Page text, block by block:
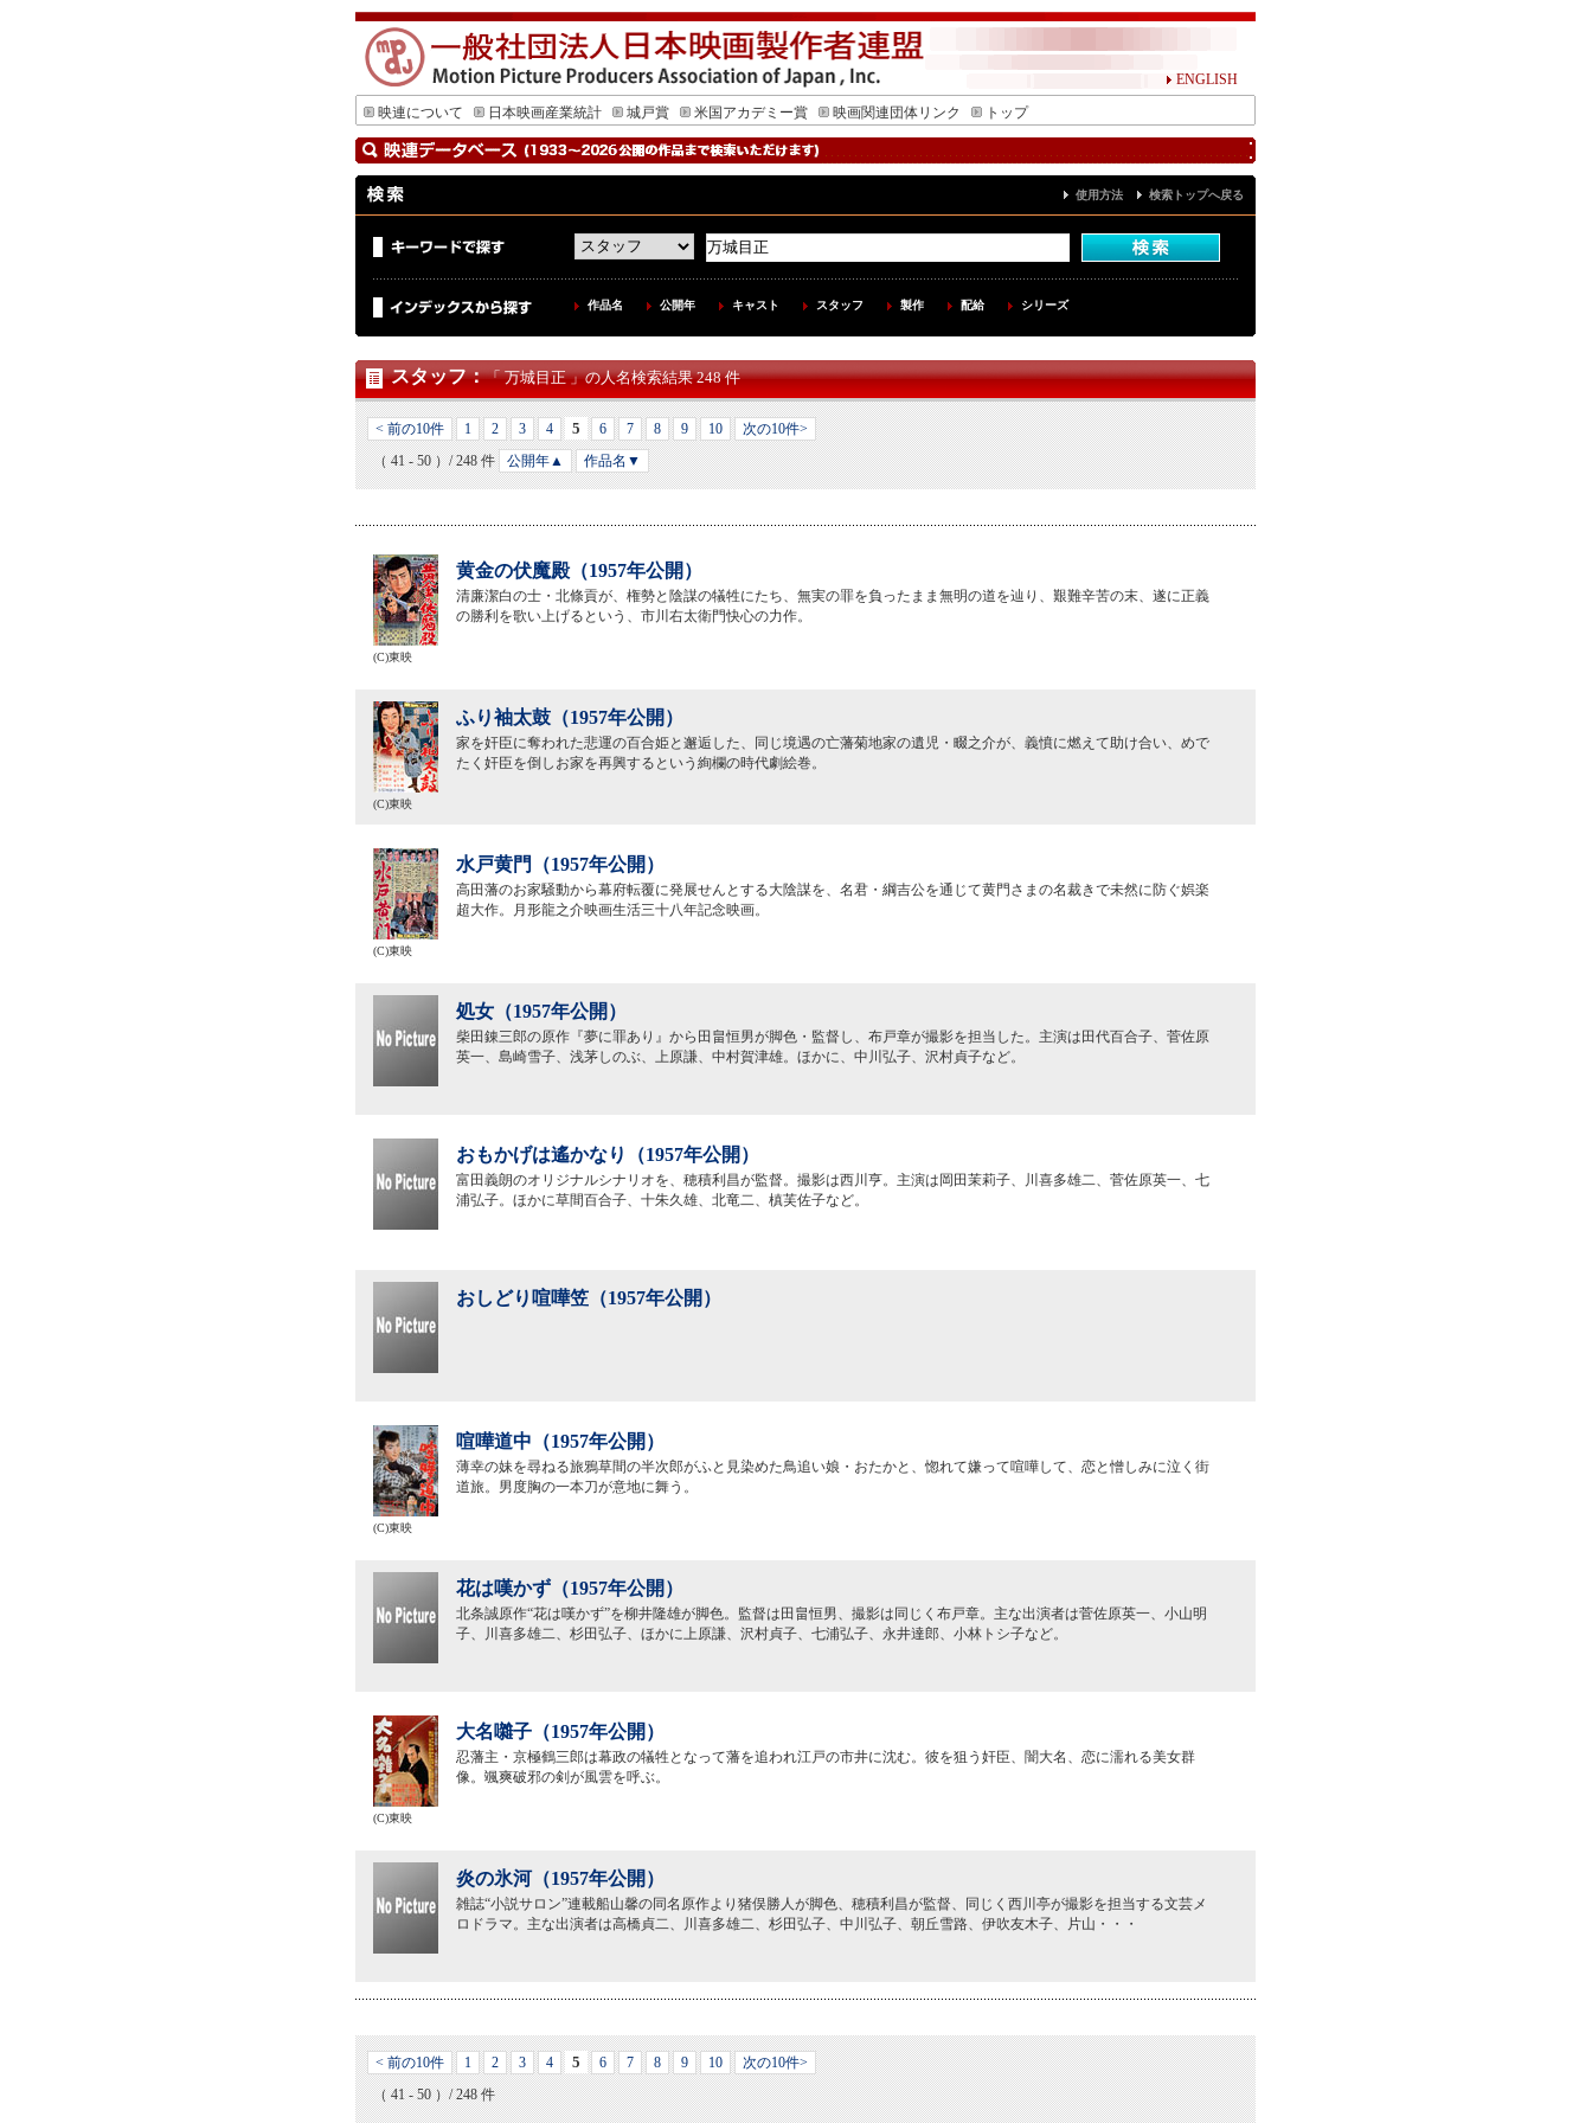
ENGLISH
映連について
日本映画産業統計 城戸賞 米国アカデミー賞 映画関連団体リンク トップ
使用方法 検索トップへ戻る
作品名 公開年 キャスト スタッフ 製作 配給 シリーズ
スタッフ：「 万城目正 」の人名検索結果 248 件
< 前の10件 1 2 3 4 5 6 7 8 9 10
次の10件>
（ 41 - 50 ）/ 248 件
公開年▲ 作品名▼
黄金の伏魔殿（1957年公開）
清廉潔白の士・北條貢が、権勢と陰謀の犠牲にたち、無実の罪を負ったまま無明の道を辿り、艱難辛苦の末、遂に正義
の勝利を歌い上げるという、市川右太衛門快心の力作。
(C)東映
ふり袖太鼓（1957年公開）
家を奸臣に奪われた悲運の百合姫と邂逅した、同じ境遇の亡藩菊地家の遺児・畷之介が、義憤に燃えて助け合い、めで
たく奸臣を倒しお家を再興するという絢欄の時代劇絵巻。
(C)東映
水戸黄門（1957年公開）
高田藩のお家騒動から幕府転覆に発展せんとする大陰謀を、名君・綱吉公を通じて黄門さまの名裁きで未然に防ぐ娯楽
超大作。月形龍之介映画生活三十八年記念映画。
(C)東映
処女（1957年公開）
柴田錬三郎の原作『夢に罪あり』から田畠恒男が脚色・監督し、布戸章が撮影を担当した。主演は田代百合子、菅佐原
英一、島崎雪子、浅茅しのぶ、上原謙、中村賀津雄。ほかに、中川弘子、沢村貞子など。
おもかげは遙かなり（1957年公開）
富田義朗のオリジナルシナリオを、穂積利昌が監督。撮影は西川亨。主演は岡田茉莉子、川喜多雄二、菅佐原英一、七
浦弘子。ほかに草間百合子、十朱久雄、北竜二、槙芙佐子など。
おしどり喧嘩笠（1957年公開）
喧嘩道中（1957年公開）
薄幸の妹を尋ねる旅鴉草間の半次郎がふと見染めた鳥追い娘・おたかと、惚れて嫌って喧嘩して、恋と憎しみに泣く街
道旅。男度胸の一本刀が意地に舞う。
(C)東映
花は嘆かず（1957年公開）
北条誠原作“花は嘆かず”を柳井隆雄が脚色。監督は田畠恒男、撮影は同じく布戸章。主な出演者は菅佐原英一、小山明
子、川喜多雄二、杉田弘子、ほかに上原謙、沢村貞子、七浦弘子、永井達郎、小林トシ子など。
大名囃子（1957年公開）
忍藩主・京極鶴三郎は幕政の犠牲となって藩を追われ江戸の市井に沈む。彼を狙う奸臣、闇大名、恋に濡れる美女群
像。颯爽破邪の剣が風雲を呼ぶ。
(C)東映
炎の氷河（1957年公開）
雑誌“小説サロン”連載船山馨の同名原作より猪俣勝人が脚色、穂積利昌が監督、同じく西川亭が撮影を担当する文芸メ
ロドラマ。主な出演者は高橋貞二、川喜多雄二、杉田弘子、中川弘子、朝丘雪路、伊吹友木子、片山・・・
< 前の10件 1 2 3 4 5 6 7 8 9 10
次の10件>
（ 41 - 50 ）/ 248 件